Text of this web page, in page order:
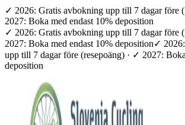
✓ 2026: Gratis avbokning upp till 7 dagar före
2027: Boka med endast 10% deposition
✓ 2026: Gratis avbokning upp till 7 dagar före
2027: Boka med endast 10% deposition✓
upp till 7 dagar före (resepoäng) · ✓ 2027:
deposition